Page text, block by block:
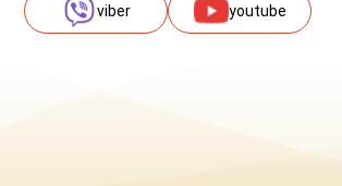
viber youtube